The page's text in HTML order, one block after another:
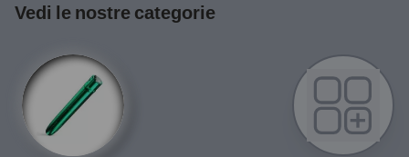
Vedi le nostre categorie